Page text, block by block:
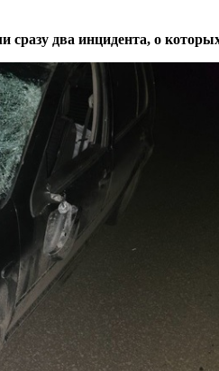
сразу два инцидента, о